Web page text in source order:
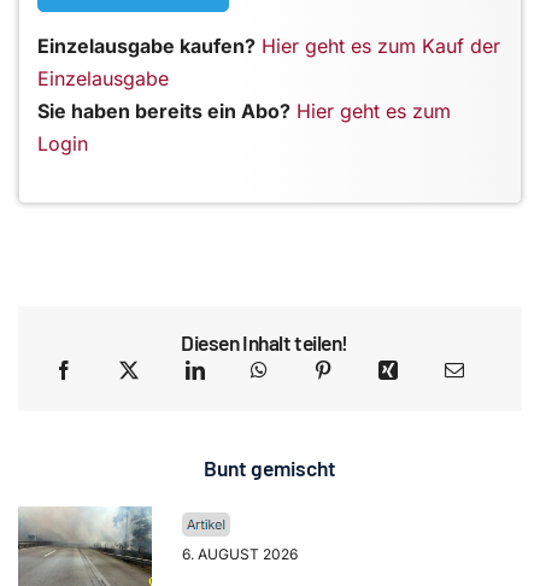
Einzelausgabe kaufen? Hier geht es zum Kauf der
Einzelausgabe
Sie haben bereits ein Abo? Hier geht es zum
Login
Diesen Inhalt teilen!
Bunt gemischt
6. AUGUST 2026